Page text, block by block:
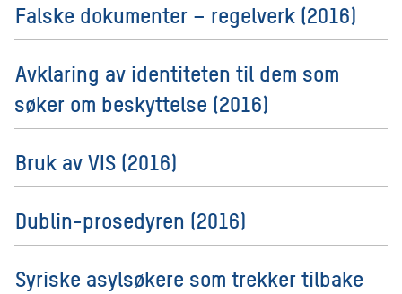
Falske dokumenter – regelverk (2016)
Avklaring av identiteten til dem som
søker om beskyttelse (2016)
Bruk av VIS (2016)
Dublin-prosedyren (2016)
Syriske asylsøkere som trekker tilbake